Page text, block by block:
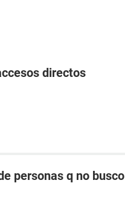
directos
personas q no busco